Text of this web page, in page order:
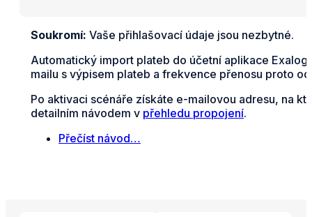
Soukromí: Vaše přihlašovací údaje jsou nezbytné.
Automatický import plateb do účetní aplikace
mailu s výpisem plateb a frekvence přenosu proto
Po aktivaci scénáře získáte e-mailovou adresu, na
detailním návodem v přehledu propojení.
Přečíst návod…